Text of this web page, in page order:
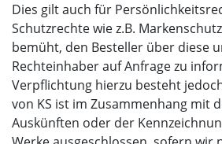
Dies gilt auch für
Schutzrechte wie z.B.
bemüht, den Besteller über diese
Rechteinhaber auf Anfrage zu
Verpflichtung hierzu besteht
von KS ist im Zusammenhang mit
Auskünften oder der